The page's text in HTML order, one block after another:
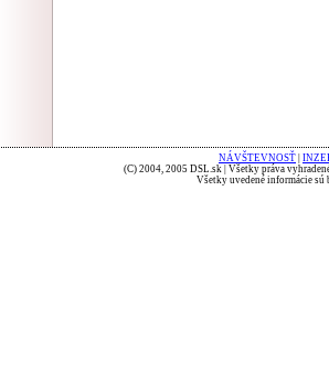
NÁVŠTEVNOSŤ
(C) 2004, 2005 DSL.sk | Všetky práva
Všetky uvedené informácie sú